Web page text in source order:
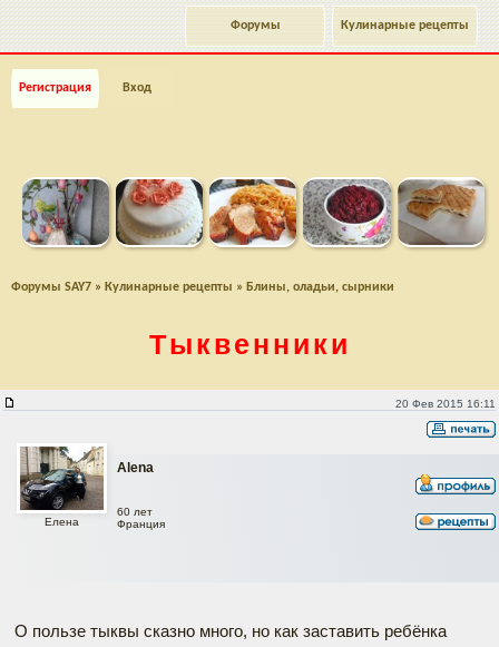
Кулинарные рецепты
Форумы
Регистрация Вход
Форумы SAY7 » Кулинарные рецепты » Блины, оладьи, сырники
Tыквенники
20 Фев 2015 16:11
Alena
Елена
60 лет
Франция
О пользе тыквы сказно много, но как зacтaвить ребёнка